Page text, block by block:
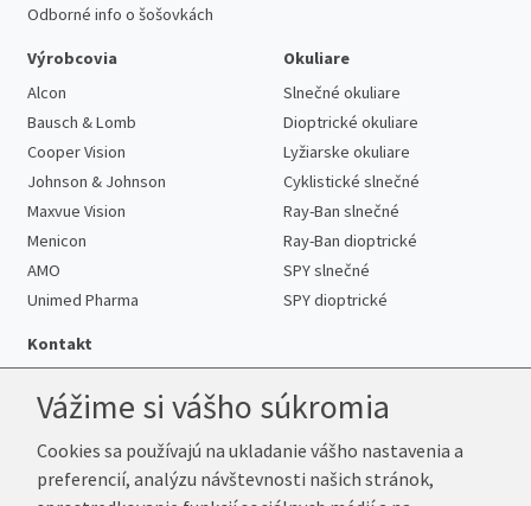
Odborné info o šošovkách
Výrobcovia
Alcon
Bausch & Lomb
Cooper Vision
Johnson & Johnson
Maxvue Vision
Menicon
AMO
Unimed Pharma
Okuliare
Slnečné okuliare
Dioptrické okuliare
Lyžiarske okuliare
Cyklistické slnečné
Ray-Ban slnečné
Ray-Ban dioptrické
SPY slnečné
SPY dioptrické
Kontakt
Telefón:+421 222 205 863
E-mail:info@k-sosovky.sk
Vážime si vášho súkromia
Cookies sa používajú na ukladanie vášho nastavenia a
preferencií, analýzu návštevnosti našich stránok,